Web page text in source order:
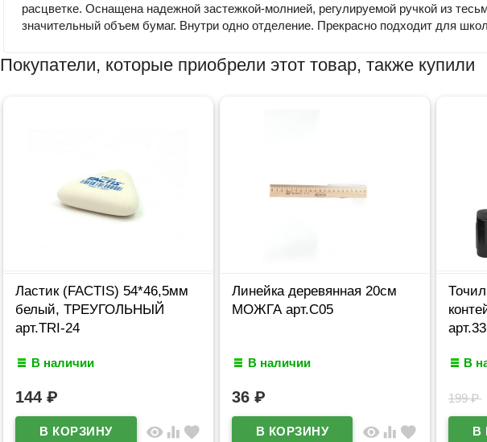
расцветке. Оснащена надежной застежкой-молнией, регулируемой ручкой из
значительный объем бумаг. Внутри одно отделение. Прекрасно подходит для
Покупатели, которые приобрели этот товар, также купили
Ластик (FACTIS) 54*46,5мм
белый, ТРЕУГОЛЬНЫЙ
арт.TRI-24
В наличии
144 ₽
visibility equalizer favorite
Линейка деревянная 20см
МОЖГА арт.С05
В наличии
36 ₽
visibility equalizer favorite
В
199₽